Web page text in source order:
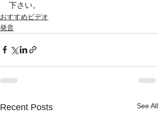
下さい。
おすすめビデオ
発音
Recent Posts See All